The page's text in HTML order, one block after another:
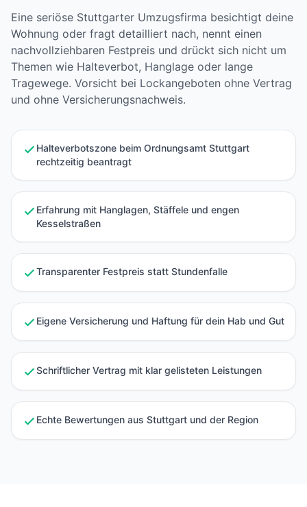
Eine seriöse Stuttgarter Umzugsfirma besichtigt deine
Wohnung oder fragt detailliert nach, nennt einen
nachvollziehbaren Festpreis und drückt sich nicht um
Themen wie Halteverbot, Hanglage oder lange
Tragewege. Vorsicht bei Lockangeboten ohne Vertrag
und ohne Versicherungsnachweis.
Halteverbotszone beim Ordnungsamt Stuttgart
rechtzeitig beantragt
Erfahrung mit Hanglagen, Stäffele und engen
Kesselstraßen
Transparenter Festpreis statt Stundenfalle
Eigene Versicherung und Haftung für dein Hab und Gut
Schriftlicher Vertrag mit klar gelisteten Leistungen
Echte Bewertungen aus Stuttgart und der Region